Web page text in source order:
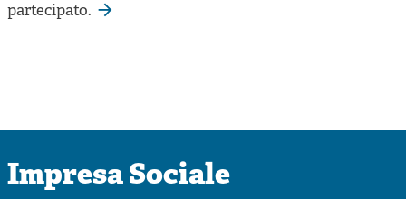
partecipato.
Impresa Sociale